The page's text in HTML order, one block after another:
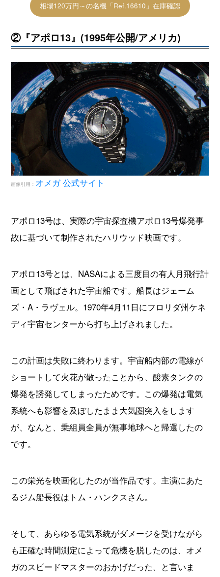
相場120万円～の名機「Ref.16610」在庫確認
②『アポロ13』(1995年公開/アメリカ)
画像引用： オメガ 公式サイト
アポロ13号は、実際の宇宙探査機アポロ13号爆発事
故に基づいて制作されたハリウッド映画です。
アポロ13号とは、NASAによる三度目の有人月飛行計
画として飛ばされた宇宙船です。船長はジェーム
ズ・A・ラヴェル。1970年4月11日にフロリダ州ケネ
ディ宇宙センターから打ち上げされました。
この計画は失敗に終わります。宇宙船内部の電線が
ショートして火花が散ったことから、酸素タンクの
爆発を誘発してしまったためです。この爆発は電気
系統へも影響を及ぼしたまま大気圏突入をします
が、なんと、乗組員全員が無事地球へと帰還したの
です。
この栄光を映画化したのが当作品です。主演にあた
るジム船長役はトム・ハンクスさん。
そして、あらゆる電気系統がダメージを受けながら
も正確な時間測定によって危機を脱したのは、オメ
ガのスピードマスターのおかげだった、と言いま